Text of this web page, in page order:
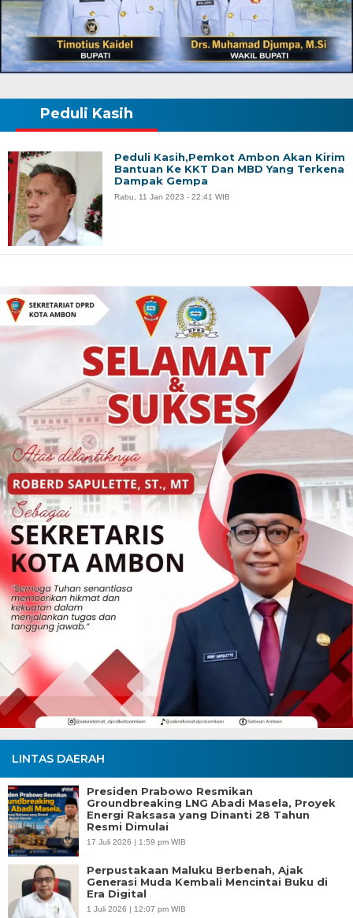
LINTAS DAERAH
Presiden Prabowo Resmikan
Groundbreaking LNG Abadi Masela, Proyek
Energi Raksasa yang Dinanti 28 Tahun
Resmi Dimulai
17 Juli 2026 | 1:59 pm WIB
Perpustakaan Maluku Berbenah, Ajak
Generasi Muda Kembali Mencintai Buku di
Era Digital
1 Juli 2026 | 12:07 pm WIB
Peduli Kasih
Peduli Kasih,Pemkot Ambon Akan Kirim
Bantuan Ke KKT Dan MBD Yang Terkena
Dampak Gempa
Rabu, 11 Jan 2023 - 22:41 WIB